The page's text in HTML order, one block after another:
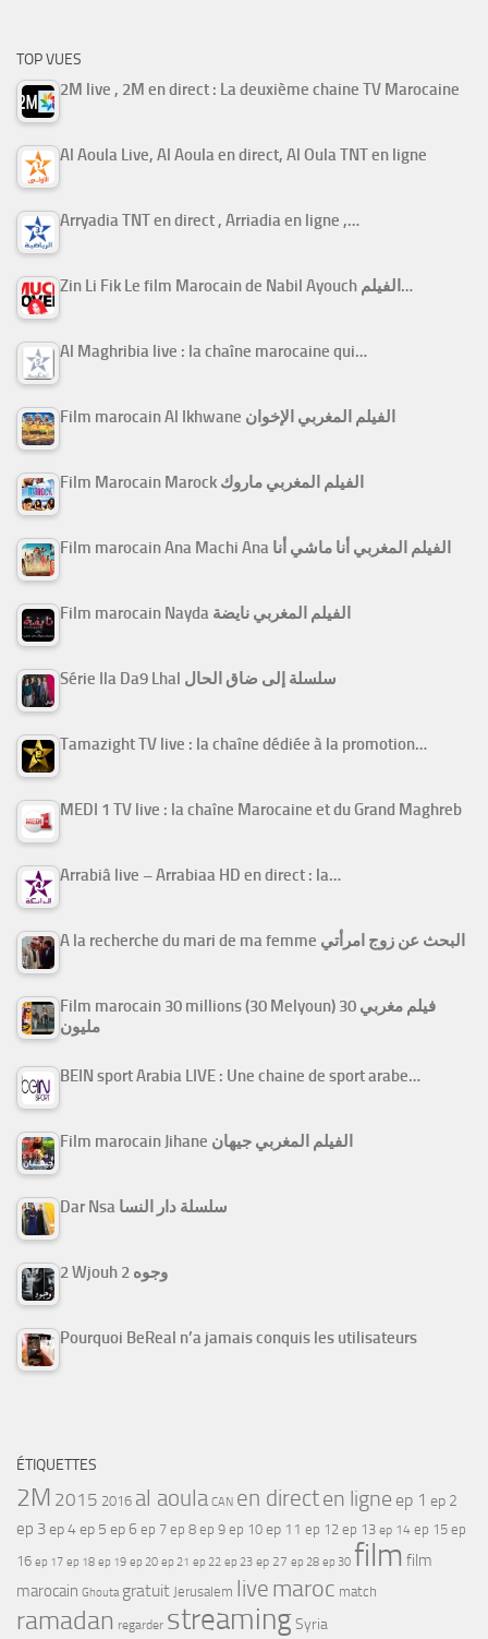
TOP VUES
2M live , 2M en direct : La deuxième chaine TV Marocaine
Al Aoula Live, Al Aoula en direct, Al Oula TNT en ligne
Arryadia TNT en direct , Arriadia en ligne ,…
Zin Li Fik Le film Marocain de Nabil Ayouch الفيلم…
Al Maghribia live : la chaîne marocaine qui…
Film marocain Al Ikhwane الفيلم المغربي الإخوان
Film Marocain Marock الفيلم المغربي ماروك
Film marocain Ana Machi Ana الفيلم المغربي أنا ماشي أنا
Film marocain Nayda الفيلم المغربي نايضة
Série Ila Da9 Lhal سلسلة إلى ضاق الحال
Tamazight TV live : la chaîne dédiée à la promotion…
MEDI 1 TV live : la chaîne Marocaine et du Grand Maghreb
Arrabiâ live – Arrabiaa HD en direct : la…
A la recherche du mari de ma femme البحث عن زوج امرأتي
Film marocain 30 millions (30 Melyoun) فيلم مغربي 30
مليون
BEIN sport Arabia LIVE : Une chaine de sport arabe…
Film marocain Jihane الفيلم المغربي جيهان
Dar Nsa سلسلة دار النسا
2 Wjouh 2 وجوه
Pourquoi BeReal n’a jamais conquis les utilisateurs
ÉTIQUETTES
2M 2015 2016 al aoula CAN en directen ligne ep 1 ep 2
ep 3ep 4ep 5 ep 6 ep 7 ep 8 ep 9 ep 10 ep 11 ep 12 ep 13 ep 14 ep 15 ep
16 ep 17 ep 18 ep 19 ep 20 ep 21 ep 22 ep 23 ep 27 ep 28 ep 30 film film
marocain Ghouta gratuit Jerusalem live maroc match
ramadan regarder streamingSyria